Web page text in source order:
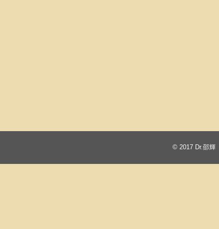
© 2017 Dr.邵